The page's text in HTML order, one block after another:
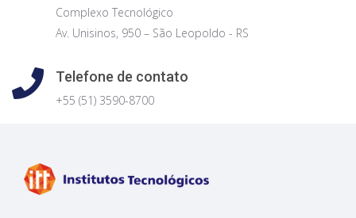
Complexo Tecnológico
Av. Unisinos, 950 – São Leopoldo - RS
Telefone de contato
+55 (51) 3590-8700